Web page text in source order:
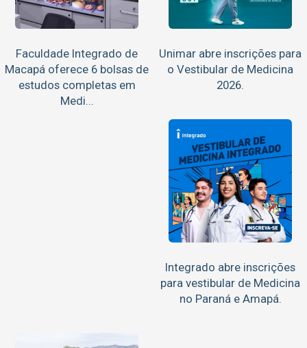
Faculdade Integrado de
Macapá oferece 6 bolsas de
estudos completas em
Medi...
Unimar abre inscrições para
o Vestibular de Medicina
2026.
Integrado abre inscrições
para vestibular de Medicina
no Paraná e Amapá.